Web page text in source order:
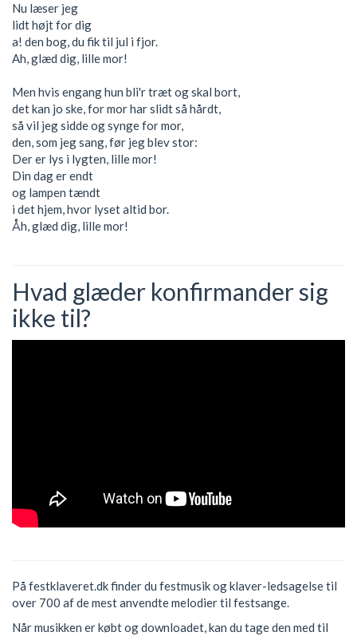
Nu læser jeg
lidt højt for dig
a! den bog, du fik til jul i fjor.
Ah, glæd dig, lille mor!
Men hvis engang hun bli'r træt og skal bort,
det kan jo ske, for mor har slidt så hårdt,
så vil jeg sidde og synge for mor,
den, som jeg sang, før jeg blev stor:
Der er lys i lygten, lille mor!
Din dag er endt
og lampen tændt
i det hjem, hvor lyset altid bor.
Åh, glæd dig, lille mor!
Hvad glæder konfirmander sig
ikke til?
På festklaveret.dk finder du festmusik og klaver-ledsagelse til
over 700 af de mest anvendte melodier til festsange.
Når musikken er købt og downloadet, kan du tage den med til